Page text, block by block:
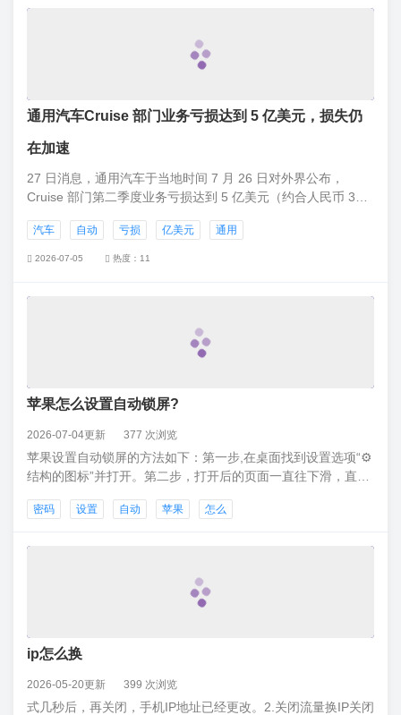
通用汽车Cruise 部门业务亏损达到 5 亿美元，损失仍
在加速
27 日消息，通用汽车于当地时间 7 月 26 日对外界公布，
Cruise 部门第二季度业务亏损达到 5 亿美元（约合人民币 33
用汽车公司为了在美国旧金山布局自动驾驶商业化业务，自
2018 年以来，已经损失了近 50 亿美元，现在随着公司 Cruise
汽车 自动 亏损 亿美元 通用
2026-07-05 热度：11
苹果怎么设置自动锁屏?
2026-07-04更新 377 次浏览
苹果设置自动锁屏的方法如下：第一步,在桌面找到设置选项“⚙️
结构的图标”并打开。第二步，打开后的页面一直往下滑，直到
步，页面设置指纹，录入指纹成功后设置锁屏密码，然后找
密码 设置 自动 苹果 怎么
ip怎么换
2026-05-20更新 399 次浏览
式几秒后，再关闭，手机IP地址已经更改。2.关闭流量换IP关闭